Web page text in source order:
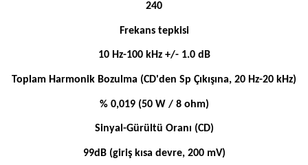
240
Frekans tepkisi
10 Hz-100 kHz +/- 1.0 dB
Toplam Harmonik Bozulma (CD'den Sp Çıkışına, 20 Hz-20 kHz)
% 0,019 (50 W / 8 ohm)
Sinyal-Gürültü Oranı (CD)
99dB (giriş kısa devre, 200 mV)